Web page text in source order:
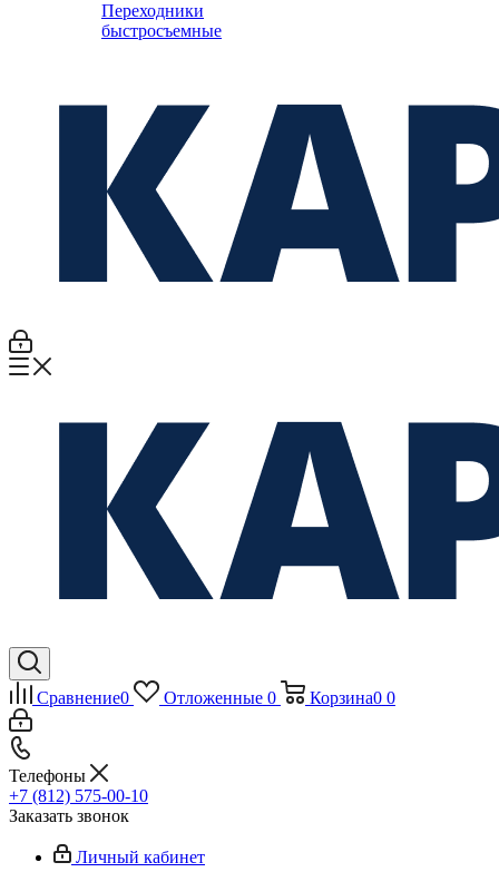
Переходники
быстросъемные
Сравнение0 Отложенные 0 Корзина0 0
Телефоны
+7 (812) 575-00-10
Заказать звонок
Личный кабинет